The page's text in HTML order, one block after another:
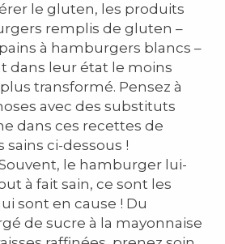
le gluten, les produits
remplis de gluten –
à hamburgers blancs –
dans leur état le moins
transformé. Pensez à
avec des substituts
dans ces recettes de
ci-dessous !
le hamburger lui-
à fait sain, ce sont les
sont en cause ! Du
de sucre à la mayonnaise